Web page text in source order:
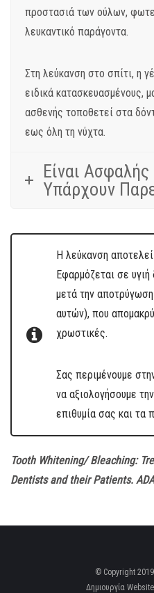
προστασιά των ούλων,
λευκαντικό παράγοντα.
Στη λεύκανση στο σπίτι, η
ειδικά κατασκευασμένους,
ασθενής τοποθετεί στα
εως όλη τη νύχτα.
Είναι
Υπάρχουν
Η λεύκανση αποτελεί
Εφαρμόζεται σε
μετά την
αυτών), που
χρωστικές.
Σας περιμένουμε
να αξιολογήσουμε
επιθυμία σας και τα
Tooth Whitening/ Bleaching:
Dentists and their Patients.
© Copyright
Δημιουργία